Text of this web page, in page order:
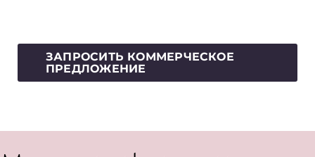
ЗАПРОСИТЬ КОММЕРЧЕСКОЕ
ПРЕДЛОЖЕНИЕ